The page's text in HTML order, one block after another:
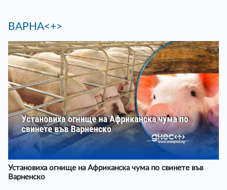
ВАРНА<+>
Установиха огнище на Африканска чума по свинете във
Варненско